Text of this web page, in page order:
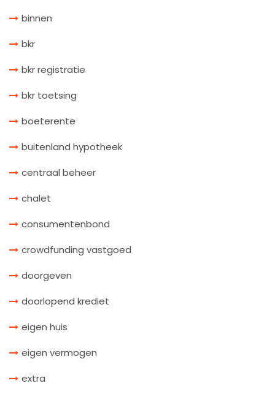
binnen
bkr
bkr registratie
bkr toetsing
boeterente
buitenland hypotheek
centraal beheer
chalet
consumentenbond
crowdfunding vastgoed
doorgeven
doorlopend krediet
eigen huis
eigen vermogen
extra